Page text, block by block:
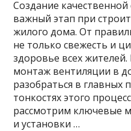
Создание
важный этап при
жилого дома. От
не только свежесть и
здоровье всех
монтаж вентиляции в
разобраться в главных
тонкостях этого
рассмотрим ключевые
и установки …